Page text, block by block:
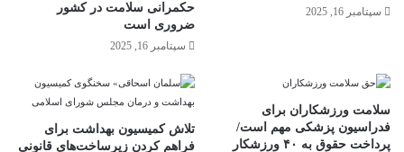
و
ک
ن
د
سپتامبر 16, 2025
حکمرانی سلامت در کشور
ضروری است
سپتامبر 16, 2025
سلامت ورزشکاران برای
فدراسیون پزشکی مهم است/
پرداخت حقوق به ۴۰ ورزشکار
تلاش کمیسیون بهداشت برای
فراهم کردن زیرساخت‌های قانونی